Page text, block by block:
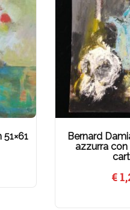
Bernard
azzurra con
€